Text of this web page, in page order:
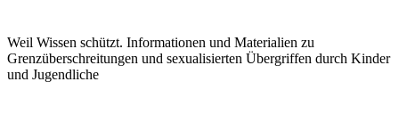
Weil Wissen schützt. Informationen und Materialien zu
Grenzüberschreitungen und sexualisierten Übergriffen durch Kinder
und Jugendliche